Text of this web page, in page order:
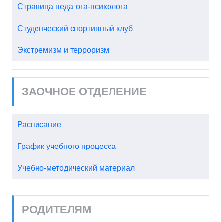
Страница педагога-психолога
Студенческий спортивный клуб
Экстремизм и терроризм
ЗАОЧНОЕ ОТДЕЛЕНИЕ
Расписание
График учебного процесса
Учебно-методический материал
РОДИТЕЛЯМ